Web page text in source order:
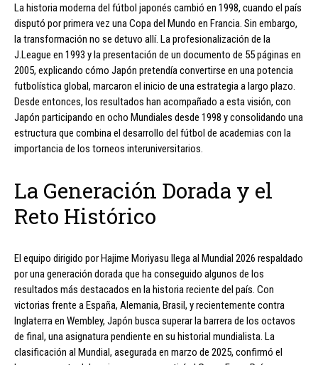
La historia moderna del fútbol japonés cambió en 1998, cuando el país
disputó por primera vez una Copa del Mundo en Francia. Sin embargo,
la transformación no se detuvo allí. La profesionalización de la
J.League en 1993 y la presentación de un documento de 55 páginas en
2005, explicando cómo Japón pretendía convertirse en una potencia
futbolística global, marcaron el inicio de una estrategia a largo plazo.
Desde entonces, los resultados han acompañado a esta visión, con
Japón participando en ocho Mundiales desde 1998 y consolidando una
estructura que combina el desarrollo del fútbol de academias con la
importancia de los torneos interuniversitarios.
La Generación Dorada y el
Reto Histórico
El equipo dirigido por Hajime Moriyasu llega al Mundial 2026 respaldado
por una generación dorada que ha conseguido algunos de los
resultados más destacados en la historia reciente del país. Con
victorias frente a España, Alemania, Brasil, y recientemente contra
Inglaterra en Wembley, Japón busca superar la barrera de los octavos
de final, una asignatura pendiente en su historial mundialista. La
clasificación al Mundial, asegurada en marzo de 2025, confirmó el